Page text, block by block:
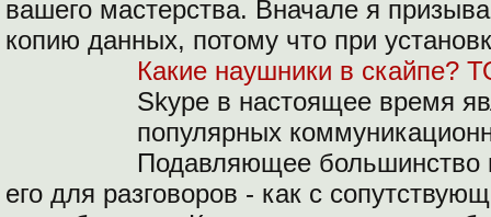
вашего мастерства. Вначале я
копию данных, потому что при
Какие наушники в скайпе?
Skype в настоящее время
популярных
Подавляющее большинство
его для разговоров - как с